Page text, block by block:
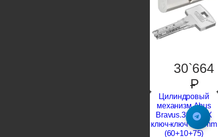
30`664
P
Цилиндровый
механизм Abus
Bravus.3000 MX
ключ-ключ 145 mm
(60+10+75)